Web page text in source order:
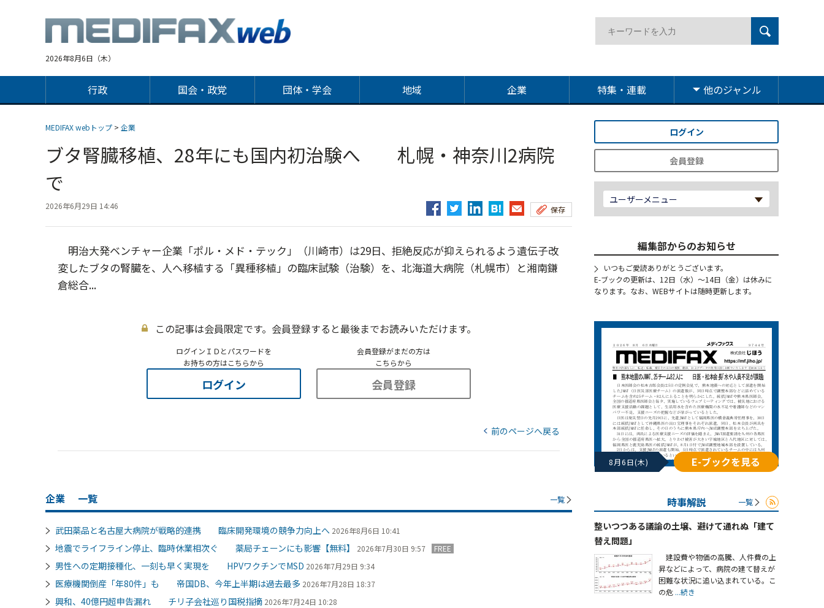
2026年8月6日（木）
行政 国会・政党 団体・学会 地域 企業 特集・連載 他のジャンル
MEDIFAX webトップ > 企業
ブタ腎臓移植、28年にも国内初治験へ 札幌・神奈川2病院
で
2026年6月29日 14:46 保存
明治大発ベンチャー企業「ポル・メド・テック」（川崎市）は29日、拒絶反応が抑えられるよう遺伝子改
変したブタの腎臓を、人へ移植する「異種移植」の臨床試験（治験）を、北海道大病院（札幌市）と湘南鎌
倉総合...
この記事は会員限定です。会員登録すると最後までお読みいただけます。
ログインＩＤとパスワードを
お持ちの方はこちらから
ログイン
会員登録がまだの方は
こちらから
会員登録
前のページへ戻る
企業 一覧 一覧
武田薬品と名古屋大病院が戦略的連携 臨床開発環境の競争力向上へ 2026年8月6日 10:41
地震でライフライン停止、臨時休業相次ぐ 薬局チェーンにも影響【無料】 2026年7月30日 9:57 FREE
男性への定期接種化、一刻も早く実現を HPVワクチンでMSD 2026年7月29日 9:34
医療機関倒産「年80件」も 帝国DB、今年上半期は過去最多 2026年7月28日 18:37
興和、40億円超申告漏れ チリ子会社巡り国税指摘 2026年7月24日 10:28
ログイン
会員登録
ユーザーメニュー
編集部からのお知らせ
いつもご愛読ありがとうございます。
E-ブックの更新は、12日（水）～14日（金）は休みに
なります。なお、WEBサイトは随時更新します。
8月6日(木) E-ブックを見る
時事解説 一覧
整いつつある議論の土壌、避けて通れぬ「建て
替え問題」
建設費や物価の高騰、人件費の上
昇などによって、病院の建て替えが
困難な状況に追い込まれている。こ
の危 ...続き